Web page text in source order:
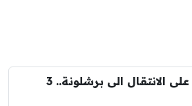
عاجل : رودري يوافق على الانتقال الى برشلونة.. 3